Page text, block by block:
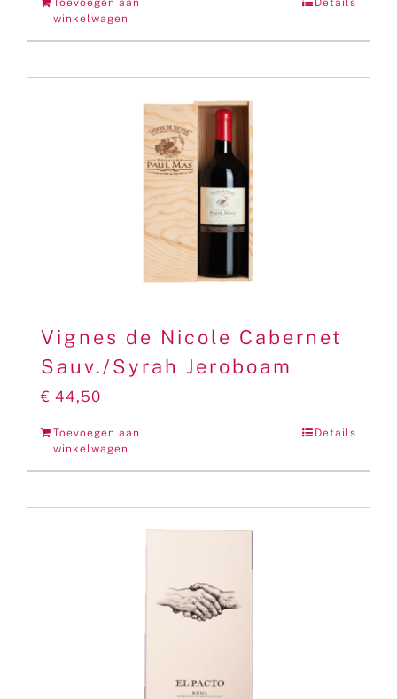
winkelwagen
Vignes de Nicole Cabernet
Sauv./Syrah Jeroboam
€ 44,50
Toevoegen aan
winkelwagen
Details